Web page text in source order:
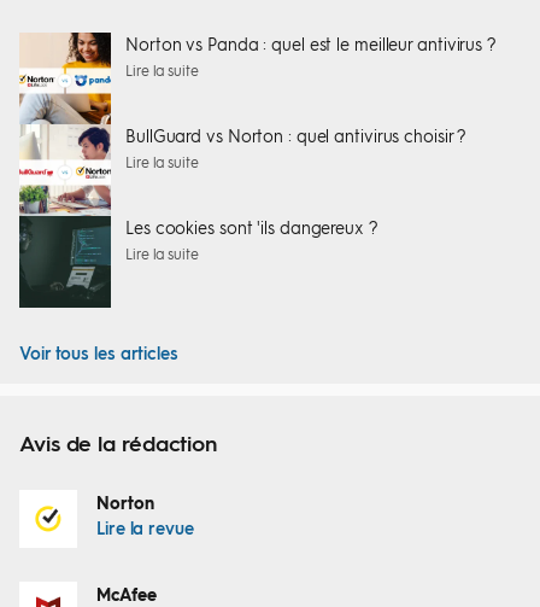
Norton vs Panda : quel est le meilleur antivirus ?
Lire la suite
BullGuard vs Norton : quel antivirus choisir ?
Lire la suite
Les cookies sont 'ils dangereux ?
Lire la suite
Voir tous les articles
Avis de la rédaction
Norton
Lire la revue
McAfee